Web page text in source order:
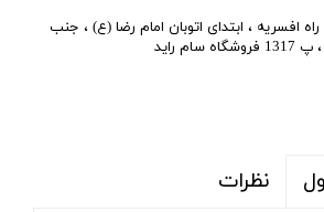
افسریه ، ابتدای اتوبان امام رضا (ع) ، جنب
راید
نظرات